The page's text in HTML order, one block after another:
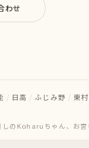
わせ
/ 日高 / ふじみ野 / 東
しのKoharuちゃん、お宮